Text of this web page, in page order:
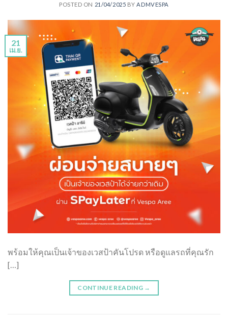
POSTED ON 21/04/2025 BYADMVESPA
21
เม.ย.
พร้อมให้คุณเป็นเจ้าของเวสป้าคันโปรด หรือดูแลรถที่คุณรัก
[…]
CONTINUE READING →